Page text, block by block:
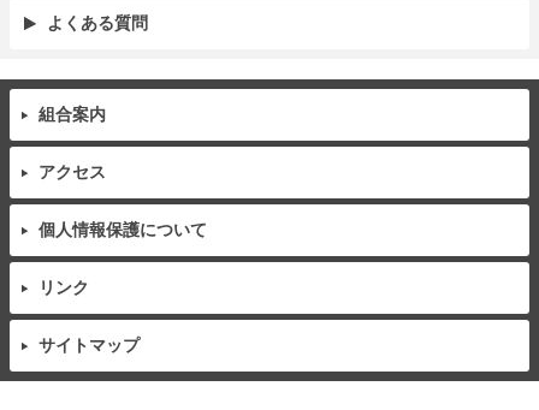
よくある質問
組合案内
アクセス
個人情報保護について
リンク
サイトマップ